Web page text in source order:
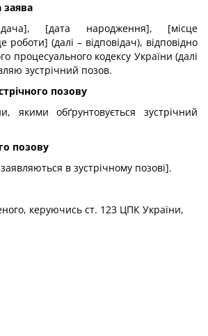
заява
[дата народження], [місце
(далі – відповідач), відповідно
процесуального кодексу України (далі
зустрічний позов.
позову
якими обґрунтовується зустрічний
позову
в зустрічному позові].
керуючись ст. 123 ЦПК України,